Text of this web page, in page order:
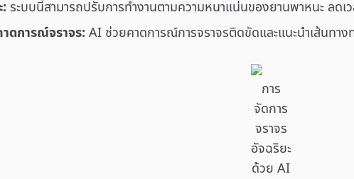
ระบบนี้สามารถปรับการทำงานตามความหนาแน่นของยานพาหนะ ลดเว
ดการณ์จราจร: AI ช่วยคาดการณ์การจราจรติดขัดและแนะนำเส้นทา
การ
จัดการ
จราจร
อัจฉริยะ
ด้วย AI